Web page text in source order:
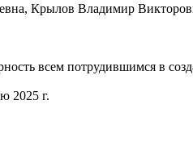
Крылов Владимир
всем потрудившимся в
2025 г.